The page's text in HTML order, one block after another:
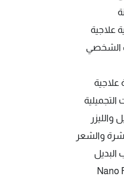
علاجية
الشخصي
التجميلية
والليزر
والشعر
Nano